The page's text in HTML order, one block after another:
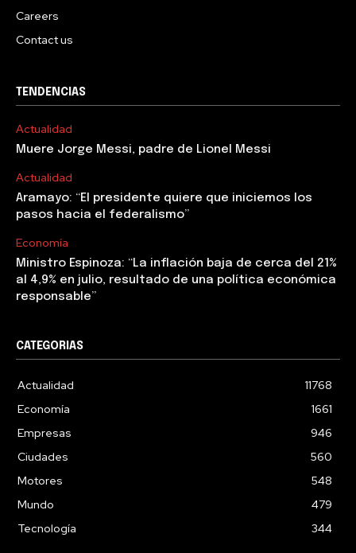
Careers
Contact us
TENDENCIAS
Actualidad
Muere Jorge Messi, padre de Lionel Messi
Actualidad
Aramayo: “El presidente quiere que iniciemos los
pasos hacia el federalismo”
Economía
Ministro Espinoza: “La inflación baja de cerca del 21%
al 4,9% en julio, resultado de una política económica
responsable”
CATEGORIAS
Actualidad
11768
Economía
1661
Empresas
946
Ciudades
560
Motores
548
Mundo
479
Tecnología
344